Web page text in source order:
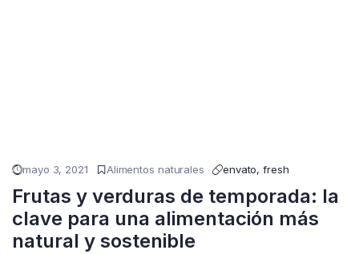
mayo 3, 2021 Alimentos naturales envato,fresh
Frutas y verduras de temporada: la
clave para una alimentación más
natural y sostenible